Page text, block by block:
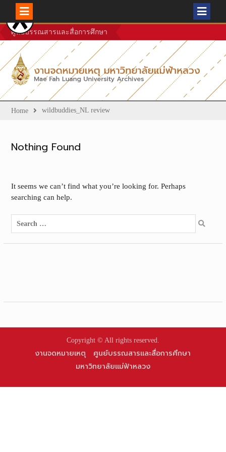
Skip
to
content
ศูนย์บรรณสารและสื่อการศึกษา
Home wildbuddies_NL review
Nothing Found
It seems we can’t find what you’re looking for. Perhaps
searching can help.
Search
for:
Copyright © All rights reserved.
งานจดหมายเหตุ
ศูนย์บรรณสารและสื่อการศึกษา
มหาวิทยาลัยแม่ฟ้าหลวง